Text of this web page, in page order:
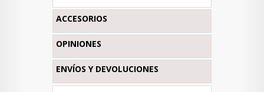
ACCESORIOS
OPINIONES
ENVÍOS Y DEVOLUCIONES